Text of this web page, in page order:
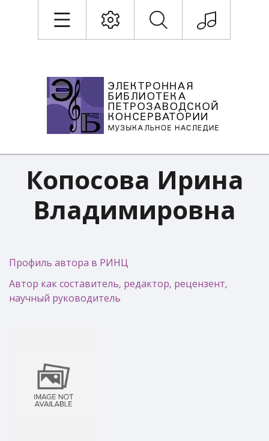
Копосова Ирина
Владимировна
Профиль автора в РИНЦ
Автор как составитель, редактор, рецензент,
научный руководитель